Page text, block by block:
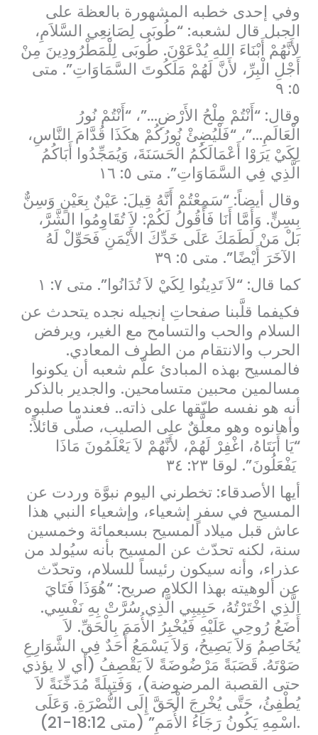
وفي إحدى خطبه المشهورة بالعظة على
الجبل قال لشعبه: “طُوبَى لِصَانِعِي السَّلاَمِ،
لأَنَّهُمْ أَبْنَاءَ اللهِ يُدْعَوْنَ. طُوبَى لِلْمَطْرُودِينَ مِنْ
أَجْلِ الْبِرِّ، لأَنَّ لَهُمْ مَلَكُوتَ السَّمَاوَاتِ”. متى
٥: ۹
وقال: “أَنْتُمْ مِلْحُ الأَرْضِ…”، “أَنْتُمْ نُورُ
الْعَالَمِ…”، “فَلْيُضِئْ نُورُكُمْ هكَذَا قُدَّامَ النَّاسِ،
لِكَيْ يَرَوْا أَعْمَالَكُمُ الْحَسَنَةَ، وَيُمَجِّدُوا أَبَاكُمُ
الَّذِي فِي السَّمَاوَاتِ”. متى ٥: ۱٦
وقال أيضاً: “سَمِعْتُمْ أَنَّهُ قِيلَ: عَيْنٌ بِعَيْنٍ وَسِنٌّ
بِسِنٍّ. وَأَمَّا أَنَا فَأَقُولُ لَكُمْ: لاَ تُقَاوِمُوا الشَّرَّ،
بَلْ مَنْ لَطَمَكَ عَلَى خَدِّكَ الأَيْمَنِ فَحَوِّلْ لَهُ
كما قال: “لاَ تَدِينُوا لِكَيْ لاَ تُدَانُوا”. متى ۷: ۱
فكيفما قلَّبنا صفحاتِ إنجيله نجده يتحدث عن
السلام والحب والتسامح مع الغير، ويرفض
الحرب والانتقام من الطرف المعادي.
فالمسيح بهذه المبادئ علّم شعبه أن يكونوا
مسالمين محبين متسامحين. والجدير بالذكر
أنه هو نفسه طبّقها على ذاته.. فعندما صلبوه
وأهانوه وهو معلَّقٌ على الصليب، صلّى قائلاً:
“يَا أَبَتَاهُ، اغْفِرْ لَهُمْ، لأَنَّهُمْ لاَ يَعْلَمُونَ مَاذَا
يَفْعَلُونَ”. لوقا ۲۳: ۳٤
أيها الأصدقاء: تخطرني اليوم نبوَّة وردت عن
المسيح في سفرٍ إشعياء، وإشعياء النبي هذا
عاش قبل ميلاد المسيح بسبعمائة وخمسين
سنة، لكنه تحدّث عن المسيح بأنه سيُولد من
عذراء، وأنه سيكون رئيساً للسلام، وتحدّث
عن ألوهيته بهذا الكلام صريح: “هُوَذَا فَتَايَ
الَّذِي اخْتَرْتُهُ، حَبِيبِي الَّذِي سُرَّتْ بِهِ نَفْسِي.
أَضَعُ رُوحِي عَلَيْهِ فَيُخْبِرُ الأُمَمَ بِالْحَقِّ. لاَ
يُخَاصِمُ وَلاَ يَصِيحُ، وَلاَ يَسْمَعُ أَحَدٌ فِي الشَّوَارِعِ
صَوْتَهُ. قَصَبَةً مَرْضُوضَةً لاَ يَقْصِفُ (أي لا يؤذي
حتى القصبة المرضوضة)، وَفَتِيلَةً مُدَخِّنَةً لاَ
يُطْفِئُ، حَتَّى يُخْرِجَ الْحَقَّ إِلَى النُّصْرَةِ. وَعَلَى
اسْمِهِ يَكُونُ رَجَاءُ الأُمَمِ” (متى 18:12-21).